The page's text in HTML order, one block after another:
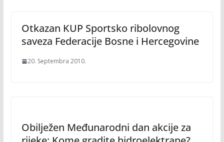
Otkazan KUP Sportsko ribolovnog
saveza Federacije Bosne i Hercegovine
20. Septembra 2010.
Obilježen Međunarodni dan akcije za